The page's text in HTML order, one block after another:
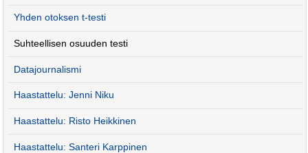
Yhden otoksen t-testi
Suhteellisen osuuden testi
Datajournalismi
Haastattelu: Jenni Niku
Haastattelu: Risto Heikkinen
Haastattelu: Santeri Karppinen